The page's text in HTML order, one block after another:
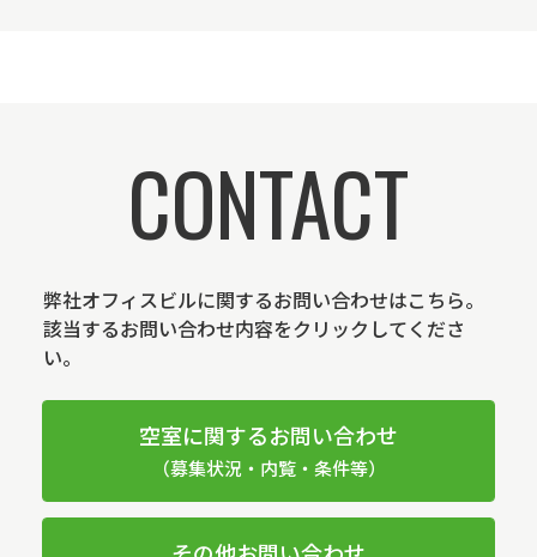
CONTACT
弊社オフィスビルに関するお問い合わせはこちら。
該当するお問い合わせ内容をクリックしてくださ
い。
空室に関するお問い合わせ
（募集状況・内覧・条件等）